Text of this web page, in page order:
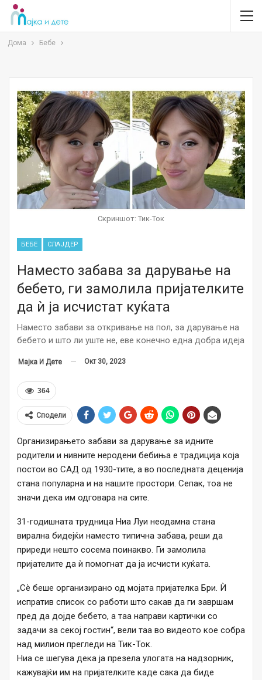
Дома Бебе
Скриншот: Тик-Ток
БЕБЕ СЛАЈДЕР
Наместо забава за дарување на
бебето, ги замолила пријателките
да ѝ ја исчистат куќата
Наместо забави за откривање на пол, за дарување на
бебето и што ли уште не, еве конечно една добра идеја
Мајка И Дете Окт 30, 2023
364
Сподели
Организирањето забави за дарување за идните
родители и нивните неродени бебиња е традиција која
постои во САД од 1930-тите, а во последната деценија
стана популарна и на нашите простори. Сепак, тоа не
значи дека им одговара на сите.
31-годишната трудница Ниа Луи неодамна стана
вирална бидејќи наместо типична забава, реши да
приреди нешто сосема поинакво. Ги замолила
пријателите да ѝ помогнат да ја исчисти куќата.
„Сè беше организирано од мојата пријателка Бри. Ѝ
испратив список со работи што сакав да ги завршам
пред да дојде бебето, а таа направи картички со
задачи за секој гостин“, вели таа во видеото кое собра
над милион прегледи на Тик-Ток.
Ниа се шегува дека ја презела улогата на надзорник,
кажувајќи им на пријателките каде сака да биде